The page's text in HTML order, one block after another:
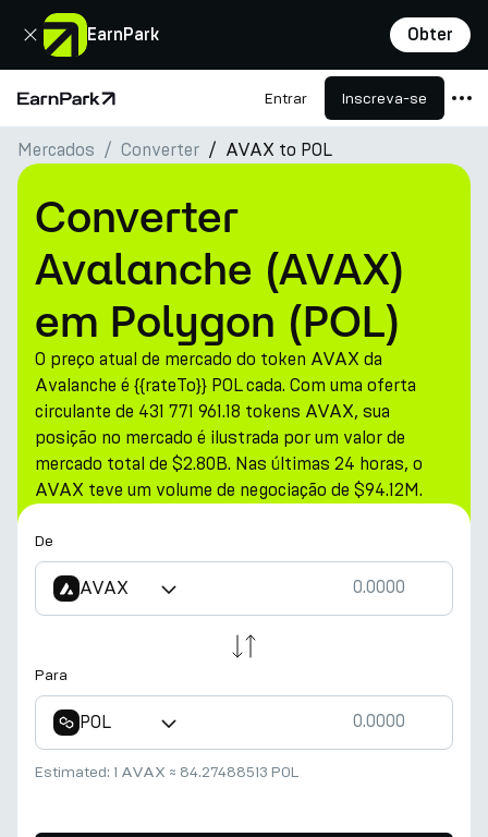
EarnPark Obter
Fechar
Página Inicial Entrar Inscreva-se
Produtos
Mercados
Calculadoras
PARK Token
Recursos
Empresa
Mercados Converter AVAX to POL
Converter
Avalanche (AVAX)
em Polygon (POL)
O preço atual de mercado do token AVAX da
Avalanche é {{rateTo}} POL cada. Com uma oferta
circulante de 431 771 961.18 tokens AVAX, sua
posição no mercado é ilustrada por um valor de
mercado total de $2.80B. Nas últimas 24 horas, o
AVAX teve um volume de negociação de $94.12M.
De
AVAX
Para
POL
Estimated: 1 AVAX ≈ 84.27488513 POL